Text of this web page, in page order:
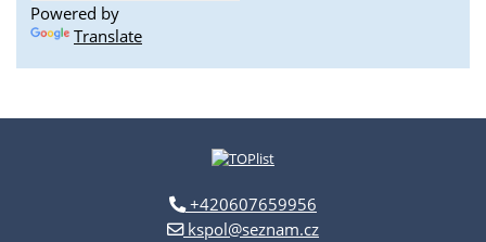
Powered by
Translate
+420607659956
kspol@seznam.cz